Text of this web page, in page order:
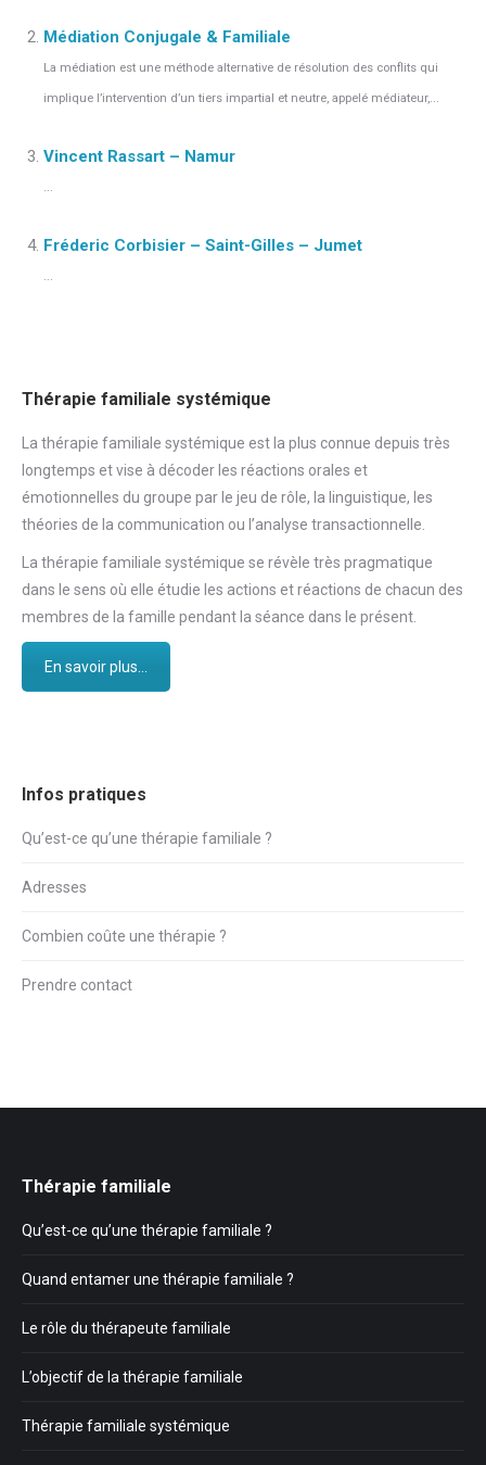
Médiation Conjugale & Familiale
La médiation est une méthode alternative de résolution des conflits qui
implique l’intervention d’un tiers impartial et neutre, appelé médiateur,...
Vincent Rassart – Namur
...
Fréderic Corbisier – Saint-Gilles – Jumet
...
Thérapie familiale systémique
La thérapie familiale systémique est la plus connue depuis très
longtemps et vise à décoder les réactions orales et
émotionnelles du groupe par le jeu de rôle, la linguistique, les
théories de la communication ou l’analyse transactionnelle.
La thérapie familiale systémique se révèle très pragmatique
dans le sens où elle étudie les actions et réactions de chacun des
membres de la famille pendant la séance dans le présent.
En savoir plus...
Infos pratiques
Qu’est-ce qu’une thérapie familiale ?
Adresses
Combien coûte une thérapie ?
Prendre contact
Thérapie familiale
Qu’est-ce qu’une thérapie familiale ?
Quand entamer une thérapie familiale ?
Le rôle du thérapeute familiale
L’objectif de la thérapie familiale
Thérapie familiale systémique